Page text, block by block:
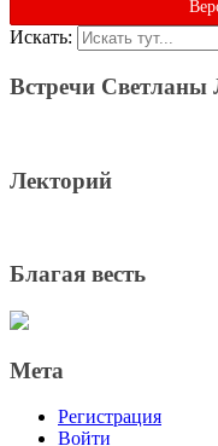
Искать:
Встречи Светланы
Лекторий
Благая весть
Мета
Регистрация
Войти